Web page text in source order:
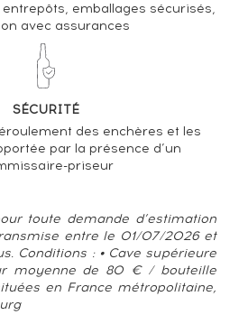
emballages sécurisés,
avec assurances
SÉCURITÉ
des enchères et les
par la présence d’un
priseur
toute demande d’estimation
entre le 01/07/2026 et
Conditions : • Cave supérieure
moyenne de 80 € / bouteille
en France métropolitaine,